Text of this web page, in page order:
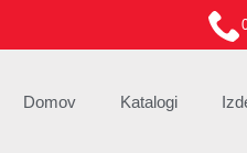
Domov Katalogi